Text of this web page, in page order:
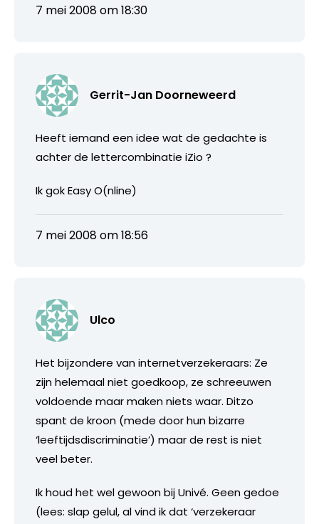
7 mei 2008 om 18:30
Gerrit-Jan Doorneweerd
Heeft iemand een idee wat de gedachte is
achter de lettercombinatie iZio ?
Ik gok Easy O(nline)
7 mei 2008 om 18:56
Ulco
Het bijzondere van internetverzekeraars: Ze
zijn helemaal niet goedkoop, ze schreeuwen
voldoende maar maken niets waar. Ditzo
spant de kroon (mede door hun bizarre
‘leeftijdsdiscriminatie’) maar de rest is niet
veel beter.
Ik houd het wel gewoon bij Univé. Geen gedoe
(lees: slap gelul, al vind ik dat ‘verzekeraar